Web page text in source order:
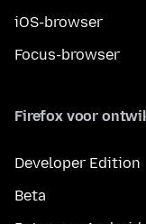
iOS-browser
Focus-browser
Firefox voor
Developer Edition
Beta